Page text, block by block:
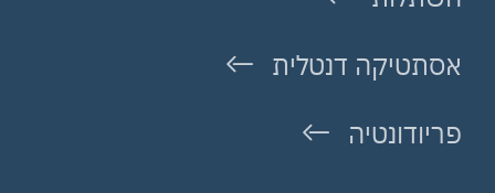
אסתטיקה דנטלית
פריודונטיה